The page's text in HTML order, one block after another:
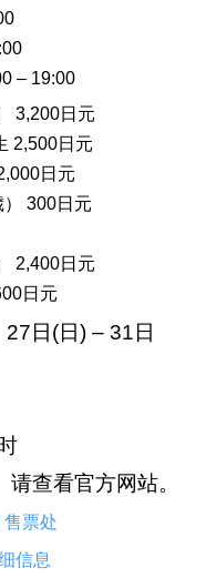
– 19:00
3,200日元
2,500日元
日元
300日元
2,400日元
日元
日(日) – 31日
查看官方网站。
售票处
信息